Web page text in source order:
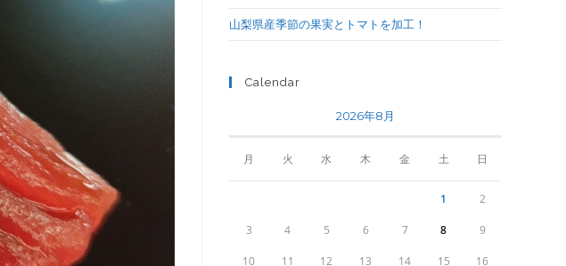
山梨県産季節の果実とトマトを加工！
Calendar
2026年8月
月 火 水 木 金 土 日
1 2
3 4 5 6 7 8 9
10 11 12 13 14 15 16